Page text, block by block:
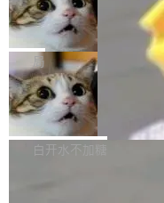
意味着一个无人看管的 AI
里日夜不停地"烧钱"。 复盘
而美国模型厂商在"闭门造
ding in silos"——各自为战
断从他嘴里说出来分量不
全球最大的开源 AI 平台，
型。谁在开源赛道上领先，
序给别人用。偶尔有人自己
家居控制、家庭实验室，
aw 是 Shelley 的作者，
nt。他最近在博客上写了
简单：开发者工具必须开
由软件情怀，而是一个跟
技术判断。 两行 prompt
DeepSeek Harness 宣
网最大规模开源 Agent
一条内测招募帖，发出去
会变成一场开源 Agent 生
DeepSeek Harness 团队
i）在 X 上发帖： 「如果
关开源项目的开发者，希
ness 的内测，可以回复或
局
商汤 SenseNova U1.5-
开源
商汤科技宣布面向社区开
型的预览版本
白开水不加糖